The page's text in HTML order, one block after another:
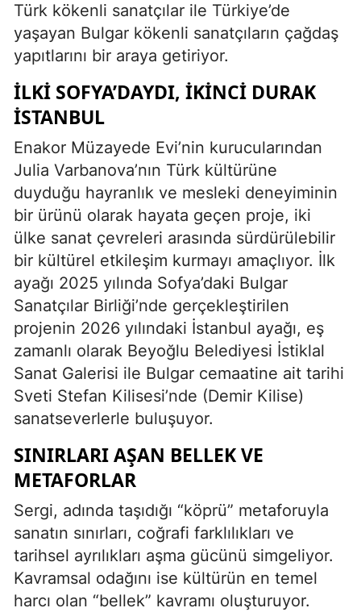
Türk kökenli sanatçılar ile Türkiye’de
yaşayan Bulgar kökenli sanatçıların çağdaş
yapıtlarını bir araya getiriyor.
İLKİ SOFYA’DAYDI, İKİNCİ DURAK
İSTANBUL
Enakor Müzayede Evi’nin kurucularından
Julia Varbanova’nın Türk kültürüne
duyduğu hayranlık ve mesleki deneyiminin
bir ürünü olarak hayata geçen proje, iki
ülke sanat çevreleri arasında sürdürülebilir
bir kültürel etkileşim kurmayı amaçlıyor. İlk
ayağı 2025 yılında Sofya’daki Bulgar
Sanatçılar Birliği’nde gerçekleştirilen
projenin 2026 yılındaki İstanbul ayağı, eş
zamanlı olarak Beyoğlu Belediyesi İstiklal
Sanat Galerisi ile Bulgar cemaatine ait tarihi
Sveti Stefan Kilisesi’nde (Demir Kilise)
sanatseverlerle buluşuyor.
SINIRLARI AŞAN BELLEK VE
METAFORLAR
Sergi, adında taşıdığı “köprü” metaforuyla
sanatın sınırları, coğrafi farklılıkları ve
tarihsel ayrılıkları aşma gücünü simgeliyor.
Kavramsal odağını ise kültürün en temel
harcı olan “bellek” kavramı oluşturuyor.